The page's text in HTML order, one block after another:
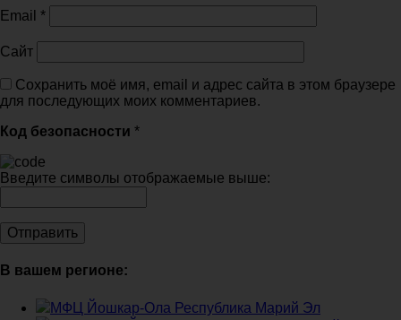
Email *
Сайт
Сохранить моё имя, email и адрес сайта в этом браузере
для последующих моих комментариев.
Код безопасности *
Введите символы отображаемые выше:
В вашем регионе:
МФЦ Йошкар-Ола Республика Марий Эл